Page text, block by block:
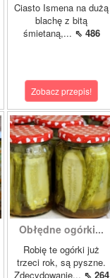
Ciasto Ismena na dużą
blachę z bitą
śmietaną,... ⇖ 486
Zobacz przepis!
Obłędne ogórki...
Robię te ogórki już
trzeci rok, są pyszne.
Zdecydowanie... ⇖ 264